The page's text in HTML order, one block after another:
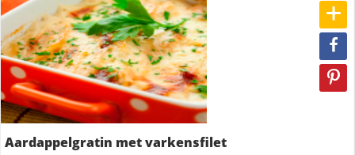
Aardappelgratin met varkensfilet